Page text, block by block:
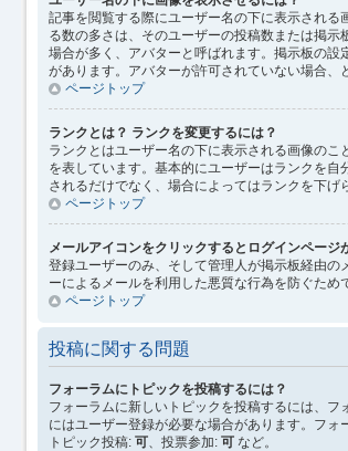
記事を閲覧する際にユーザー名の下に表示され
る数の多さは、そのユーザーの投稿数または掲
場合が多く、アバターと呼ばれます。掲示板の
があります。アバターが許可されていない場合、
ページトップ
ランクとは？ ランクを変更するには？
ランクとはユーザー名の下に表示される画像のこ
を表しています。基本的にユーザーはランクを
されるだけでなく、場合によってはランクを下げ
ページトップ
メールアイコンをクリックするとログインページ
登録ユーザーのみ、そして管理人が掲示板経由
ーによるメールを利用した悪質な行為を防ぐため
ページトップ
投稿に関する問題
フォーラムにトピックを投稿するには？
フォーラムに新しいトピックを投稿するには、
にはユーザー登録が必要な場合があります。フ
トピック投稿: 可、投票参加: 可 など。